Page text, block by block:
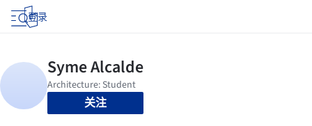
登录
关注